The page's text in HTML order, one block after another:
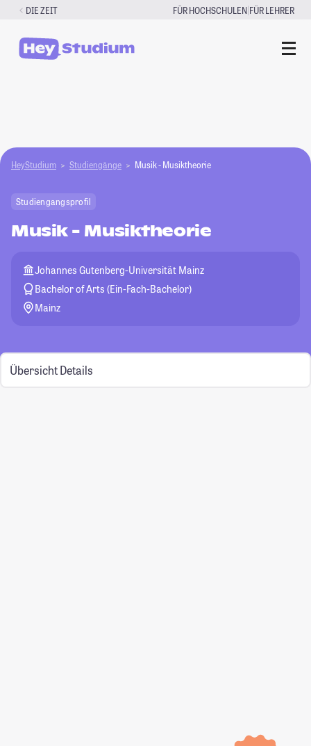
Zum
springen
DIE ZEIT FÜR HOCHSCHULEN|FÜR LEHRER
HeyStudium Studiengänge Musik - Musiktheorie
Studiengangsprofil
Musik - Musiktheorie
Johannes Gutenberg-Universität Mainz
Bachelor of Arts (Ein-Fach-Bachelor)
Mainz
Übersicht Details